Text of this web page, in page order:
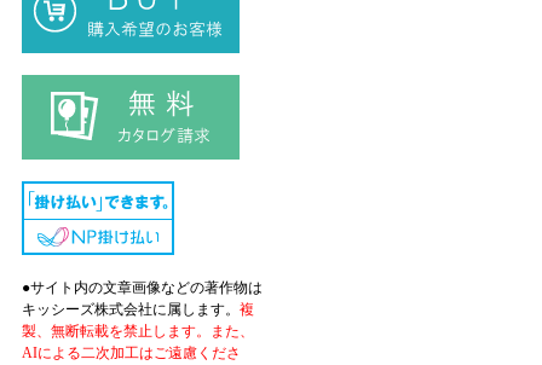
●サイト内の文章画像などの著作物は
キッシーズ株式会社に属します。 複
製、無断転載を禁止します。また、
AIによる二次加工はご遠慮くださ